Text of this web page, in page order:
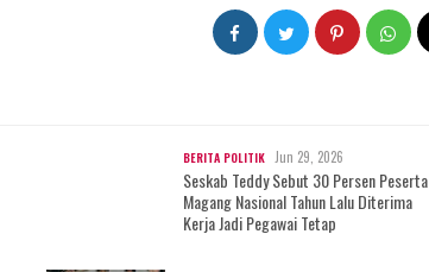
BERITA POLITIK Jun 29, 2026
Seskab Teddy Sebut 30 Persen Peserta
Magang Nasional Tahun Lalu Diterima
Kerja Jadi Pegawai Tetap